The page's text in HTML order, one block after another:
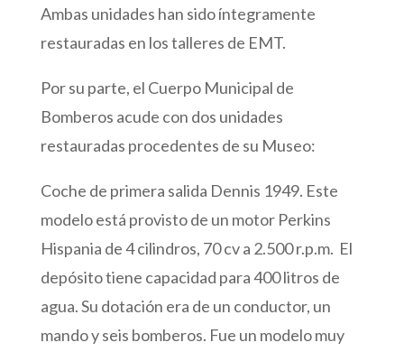
Ambas unidades han sido íntegramente
restauradas en los talleres de EMT.
Por su parte, el Cuerpo Municipal de
Bomberos acude con dos unidades
restauradas procedentes de su Museo:
Coche de primera salida Dennis 1949. Este
modelo está provisto de un motor Perkins
Hispania de 4 cilindros, 70 cv a 2.500 r.p.m. El
depósito tiene capacidad para 400 litros de
agua. Su dotación era de un conductor, un
mando y seis bomberos. Fue un modelo muy